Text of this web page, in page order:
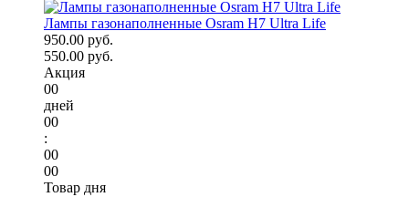
Лампы газонаполненные Osram H7 Ultra Life
950.00 руб.
550.00 руб.
Акция
00
дней
00
:
00
00
Товар дня